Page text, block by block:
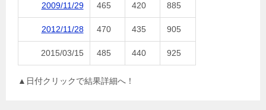
2009/11/29 465 420 885
2012/11/28 470 435 905
2015/03/15 485 440 925
▲日付クリックで結果詳細へ！